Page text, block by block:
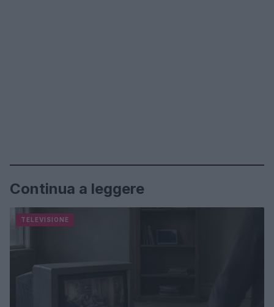
Continua a leggere
TELEVISIONE